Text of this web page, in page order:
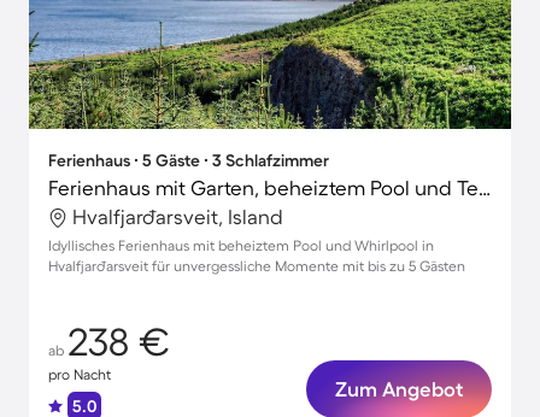
Ferienhaus ∙ 5 Gäste ∙ 3 Schlafzimmer
Ferienhaus mit Garten, beheiztem Pool und Terrasse
Hvalfjarðarsveit, Island
Idyllisches Ferienhaus mit beheiztem Pool und Whirlpool in
Hvalfjarðarsveit für unvergessliche Momente mit bis zu 5 Gästen
ab 238 €
pro Nacht
5.0
Zum Angebot